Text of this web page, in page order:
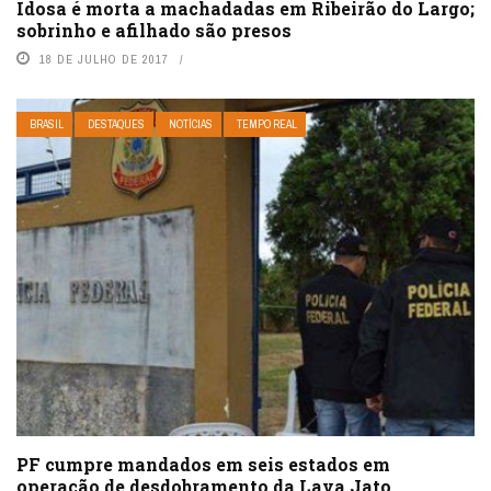
Idosa é morta a machadadas em Ribeirão do Largo;
sobrinho e afilhado são presos
18 DE JULHO DE 2017
BRASIL DESTAQUES NOTÍCIAS TEMPO REAL
PF cumpre mandados em seis estados em
operação de desdobramento da Lava Jato